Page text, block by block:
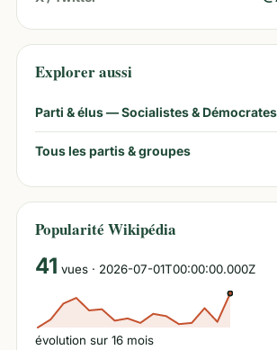
Explorer aussi
Parti & élus —Socialistes & Démocrates
Tous les partis & groupes
Popularité Wikipédia
41 vues · 2026-07-01T00:00:00.000Z
évolution sur 16 mois